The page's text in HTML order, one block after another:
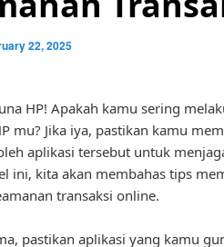
22, 2025
HP! Apakah kamu sering
mu? Jika iya, pastikan kamu
aplikasi tersebut untuk
ini, kita akan membahas tips
transaksi online.
pastikan aplikasi yang kamu